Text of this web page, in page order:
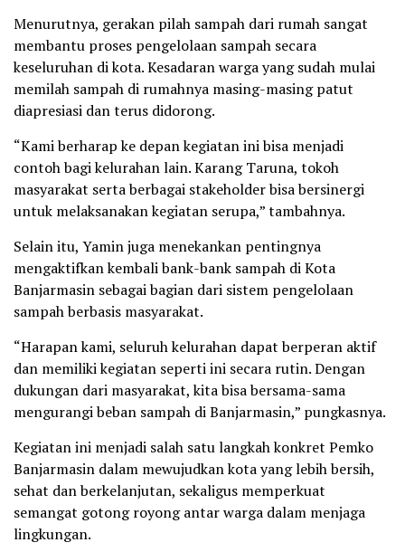
Menurutnya, gerakan pilah sampah dari rumah sangat
membantu proses pengelolaan sampah secara
keseluruhan di kota. Kesadaran warga yang sudah mulai
memilah sampah di rumahnya masing-masing patut
diapresiasi dan terus didorong.
“Kami berharap ke depan kegiatan ini bisa menjadi
contoh bagi kelurahan lain. Karang Taruna, tokoh
masyarakat serta berbagai stakeholder bisa bersinergi
untuk melaksanakan kegiatan serupa,” tambahnya.
Selain itu, Yamin juga menekankan pentingnya
mengaktifkan kembali bank-bank sampah di Kota
Banjarmasin sebagai bagian dari sistem pengelolaan
sampah berbasis masyarakat.
“Harapan kami, seluruh kelurahan dapat berperan aktif
dan memiliki kegiatan seperti ini secara rutin. Dengan
dukungan dari masyarakat, kita bisa bersama-sama
mengurangi beban sampah di Banjarmasin,” pungkasnya.
Kegiatan ini menjadi salah satu langkah konkret Pemko
Banjarmasin dalam mewujudkan kota yang lebih bersih,
sehat dan berkelanjutan, sekaligus memperkuat
semangat gotong royong antar warga dalam menjaga
lingkungan.